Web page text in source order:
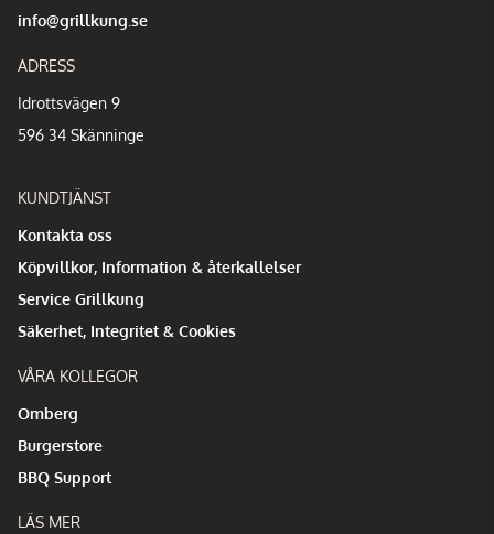
info@grillkung.se
ADRESS
Idrottsvägen 9
596 34 Skänninge
KUNDTJÄNST
Kontakta oss
Köpvillkor, Information & återkallelser
Service Grillkung
Säkerhet, Integritet & Cookies
VÅRA KOLLEGOR
Omberg
Burgerstore
BBQ Support
LÄS MER